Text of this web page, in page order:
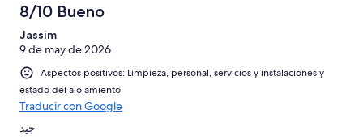
8/10 Bueno
Jassim
9 de may de 2026
Aspectos positivos: Limpieza, personal, servicios y instalaciones y
estado del alojamiento
Traducir con Google
جيد